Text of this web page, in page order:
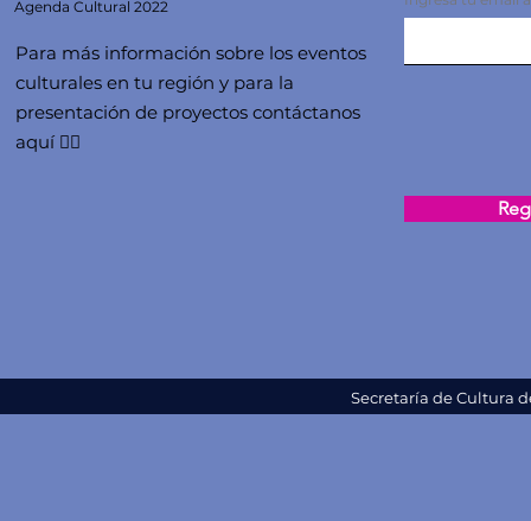
Agenda Cultural 2022
Para más información sobre los eventos
culturales en tu región y para la
presentación de proyectos contáctanos
aquí 👇🏻
Secretaría de Cultura